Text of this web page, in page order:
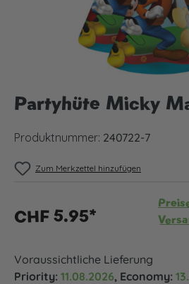
Partyhüte Micky
Produktnummer: 240722-7
Zum Merkzettel hinzufügen
CHF 5.95*
Voraussichtliche Lieferung
Priority: 11.08.2026, Economy: